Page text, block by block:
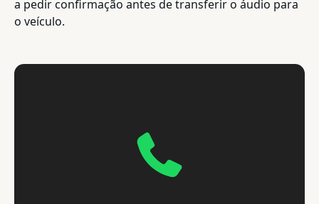
a pedir confirmação antes de transferir o áudio para
o veículo.